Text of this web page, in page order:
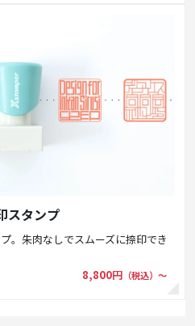
スタンプ
。朱肉なしでスムーズに捺印でき
8,800円 （税込）～